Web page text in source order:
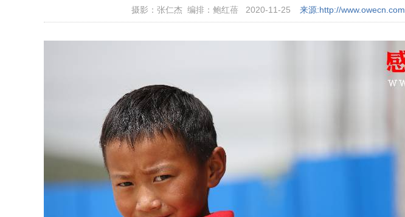
摄影：张仁杰 编排：鲍红蓓 2020-11-25 来源:http://www.owecn.com